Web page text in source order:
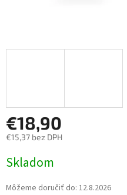
€18,90
€15,37 bez DPH
Skladom
Môžeme doručiť do: 12.8.2026